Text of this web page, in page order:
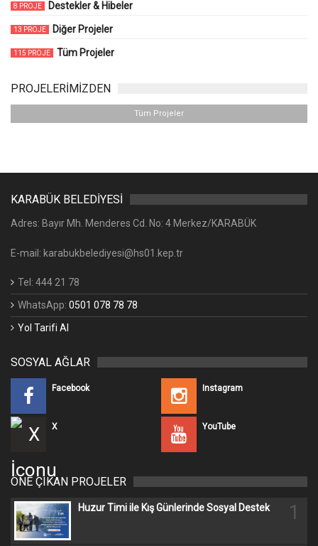
8 PROJE Destekler & Hibeler
13 PROJE Diğer Projeler
115 PROJE Tüm Projeler
PROJELERİMİZDEN
Tüm Projeler
KARABÜK BELEDİYESİ
Adres: Bayır Mh. Menderes Cd. No: 4 Merkez/KARABÜK
E-mail: karabukbelediyesi@hs01.kep.tr
Tel: 444 21 78
WhatsApp: 0501 078 78 78
Yol Tarifi Al
SOSYAL AĞLAR
Facebook Instagram
X YouTube
ÖNE ÇIKAN PROJELER
Huzur Timi ile Kış Günlerinde Sosyal Destek 1